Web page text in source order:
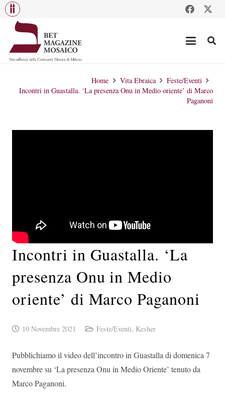
Home Vita Ebraica
Feste/Eventi
Incontri in Guastalla. ‘La presenza Onu in Medio oriente’ di Marco
Paganoni
Incontri in Guastalla. ‘La
presenza Onu in Medio
oriente’ di Marco Paganoni
10 Novembre 2021 Feste/Eventi, Kesher
Pubblichiamo il video dell’incontro in Guastalla di domenica 7
novembre su ‘La presenza Onu in Medio Oriente’ tenuto da
Marco Paganoni.